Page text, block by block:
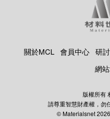
關於MCL 會員中心 研
網
版權所有
請尊重智慧財產權，勿
© Materialsnet